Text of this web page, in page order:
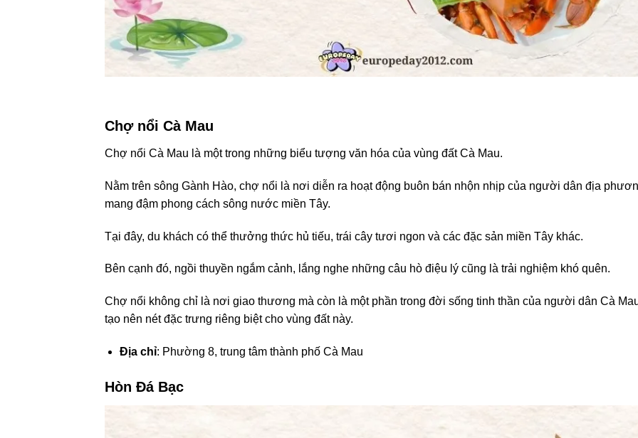
Chợ nổi Cà Mau
Chợ nổi Cà Mau là một trong những biểu tượng văn hóa của vùng đất Cà Mau.
Nằm trên sông Gành Hào, chợ nổi là nơi diễn ra hoạt động buôn bán nhộn nhịp của người dân địa
mang đậm phong cách sông nước miền Tây.
Tại đây, du khách có thể thưởng thức hủ tiếu, trái cây tươi ngon và các đặc sản miền Tây khác.
Bên cạnh đó, ngồi thuyền ngắm cảnh, lắng nghe những câu hò điệu lý cũng là trải nghiệm khó quên.
Chợ nổi không chỉ là nơi giao thương mà còn là một phần trong đời sống tinh thần của người dân Cà
tạo nên nét đặc trưng riêng biệt cho vùng đất này.
Địa chỉ: Phường 8, trung tâm thành phố Cà Mau
Hòn Đá Bạc